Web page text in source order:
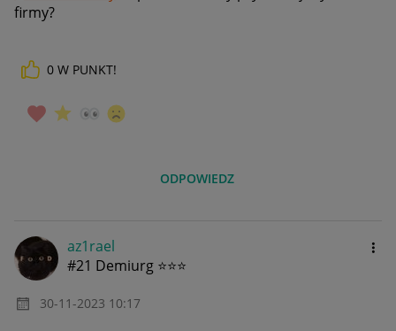
firmy?
0 W PUNKT!
ODPOWIEDZ
az1rael
#21 Demiurg ⭐⭐⭐
‎30-11-2023 10:17